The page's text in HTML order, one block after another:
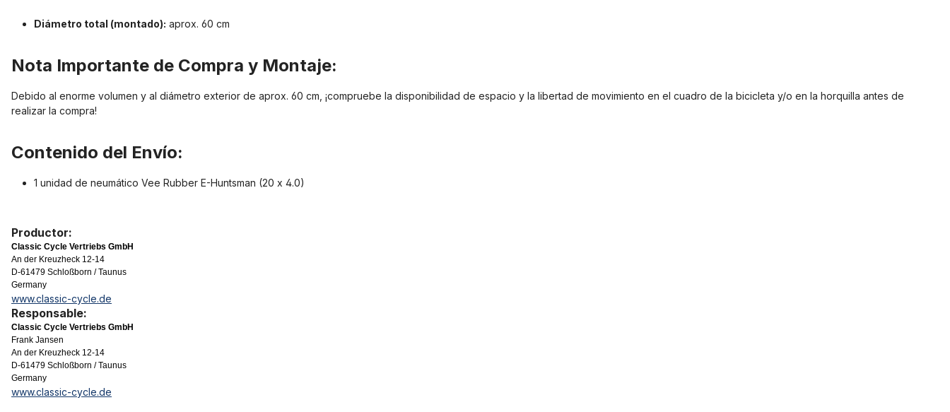
Diámetro total (montado): aprox. 60 cm
Nota Importante de Compra y Montaje:
Debido al enorme volumen y al diámetro exterior de aprox. 60 cm, ¡compruebe la disponibilidad de espacio y la libertad de movimiento en el cuadro de la bicicleta y/o en la horquilla antes de
realizar la compra!
Contenido del Envío:
1 unidad de neumático Vee Rubber E-Huntsman (20 x 4.0)
Productor:
Classic Cycle Vertriebs GmbH
An der Kreuzheck 12-14
D-61479 Schloßborn / Taunus
Germany
www.classic-cycle.de
Responsable:
Classic Cycle Vertriebs GmbH
Frank Jansen
An der Kreuzheck 12-14
D-61479 Schloßborn / Taunus
Germany
www.classic-cycle.de